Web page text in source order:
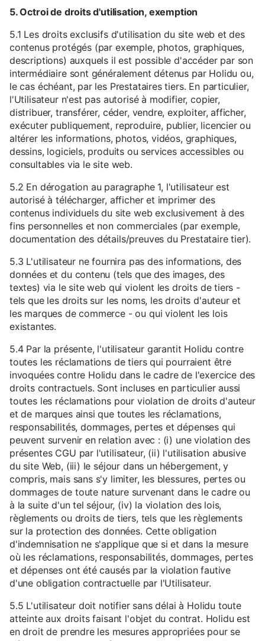
5. Octroi de droits d'utilisation, exemption
5.1 Les droits exclusifs d'utilisation du site web et des
contenus protégés (par exemple, photos, graphiques,
descriptions) auxquels il est possible d'accéder par son
intermédiaire sont généralement détenus par Holidu ou,
le cas échéant, par les Prestataires tiers. En particulier,
l'Utilisateur n'est pas autorisé à modifier, copier,
distribuer, transférer, céder, vendre, exploiter, afficher,
exécuter publiquement, reproduire, publier, licencier ou
altérer les informations, photos, vidéos, graphiques,
dessins, logiciels, produits ou services accessibles ou
consultables via le site web.
5.2 En dérogation au paragraphe 1, l'utilisateur est
autorisé à télécharger, afficher et imprimer des
contenus individuels du site web exclusivement à des
fins personnelles et non commerciales (par exemple,
documentation des détails/preuves du Prestataire tier).
5.3 L'utilisateur ne fournira pas des informations, des
données et du contenu (tels que des images, des
textes) via le site web qui violent les droits de tiers -
tels que les droits sur les noms, les droits d'auteur et
les marques de commerce - ou qui violent les lois
existantes.
5.4 Par la présente, l'utilisateur garantit Holidu contre
toutes les réclamations de tiers qui pourraient être
invoquées contre Holidu dans le cadre de l'exercice des
droits contractuels. Sont incluses en particulier aussi
toutes les réclamations pour violation de droits d'auteur
et de marques ainsi que toutes les réclamations,
responsabilités, dommages, pertes et dépenses qui
peuvent survenir en relation avec : (i) une violation des
présentes CGU par l'utilisateur, (ii) l'utilisation abusive
du site Web, (iii) le séjour dans un hébergement, y
compris, mais sans s'y limiter, les blessures, pertes ou
dommages de toute nature survenant dans le cadre ou
à la suite d'un tel séjour, (iv) la violation des lois,
règlements ou droits de tiers, tels que les règlements
sur la protection des données. Cette obligation
d'indemnisation ne s'applique que si et dans la mesure
où les réclamations, responsabilités, dommages, pertes
et dépenses ont été causés par la violation fautive
d'une obligation contractuelle par l'Utilisateur.
5.5 L'utilisateur doit notifier sans délai à Holidu toute
atteinte aux droits faisant l'objet du contrat. Holidu est
en droit de prendre les mesures appropriées pour se